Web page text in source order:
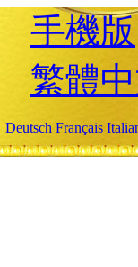
手機版
繁體
Deutsch Français